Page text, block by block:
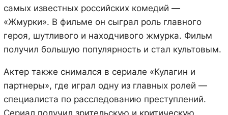
самых известных российских комедий —
«Жмурки». В фильме он сыграл роль главного
героя, шутливого и находчивого жмурка. Фильм
получил большую популярность и стал культовым.
Актер также снимался в сериале «Кулагин и
партнеры», где играл одну из главных ролей —
специалиста по расследованию преступлений.
Сериал получил зрительскую и критическую